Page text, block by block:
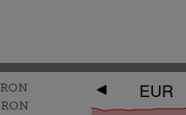
RON
RON
EUR